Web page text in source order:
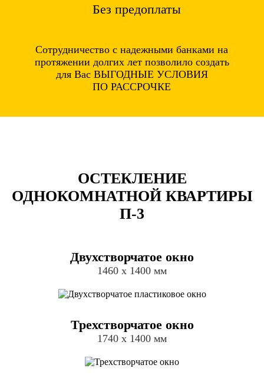
Без предоплаты
Сотрудничество с надежными банками на
протяжении долгих лет позволило создать
для Вас ВЫГОДНЫЕ УСЛОВИЯ
ПО РАССРОЧКЕ
ОСТЕКЛЕНИЕ
ОДНОКОМНАТНОЙ КВАРТИРЫ
П-3
Двухстворчатое окно
1460 х 1400 мм
Трехстворчатое окно
1740 х 1400 мм